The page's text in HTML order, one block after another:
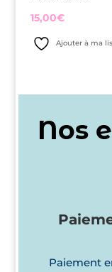
15,00€
Ajouter à ma
Nos
Paiement